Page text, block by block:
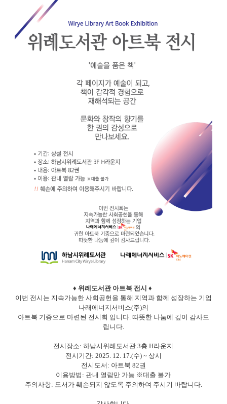
♦위례도서관 아트북 전시♦
이번 전시는 지속가능한 사회공헌을 통해 지역과 함께 성장하는 기업
나래에너지서비스(주)의
아트북 기증으로 마련된 전시회 입니다. 따뜻한 나눔에 깊이 감사드
립니다.
전시장소: 하남시위례도서관 3층 H라운지
전시기간: 2025. 12. 17.(수) ~ 상시
전시도서: 아트북 82권
이용방법: 관내 열람만 가능 ※대출 불가
주의사항: 도서가 훼손되지 않도록 주의하여 주시기 바랍니다.